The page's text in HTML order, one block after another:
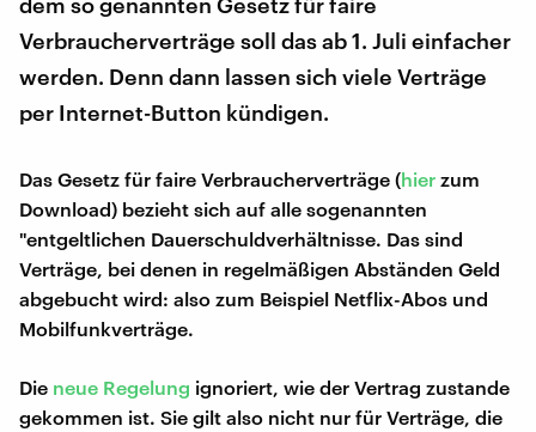
Verbraucherverträge soll das ab 1. Juli einfacher
werden. Denn dann lassen sich viele Verträge
per Internet-Button kündigen.
Das Gesetz für faire Verbraucherverträge (hier zum
Download) bezieht sich auf alle sogenannten
"entgeltlichen Dauerschuldverhältnisse. Das sind
Verträge, bei denen in regelmäßigen Abständen Geld
abgebucht wird: also zum Beispiel Netflix-Abos und
Mobilfunkverträge.
Die neue Regelung ignoriert, wie der Vertrag zustande
gekommen ist. Sie gilt also nicht nur für Verträge, die